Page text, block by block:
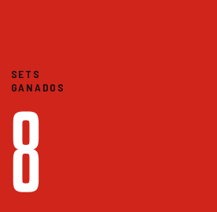
SETS
GANADOS
8